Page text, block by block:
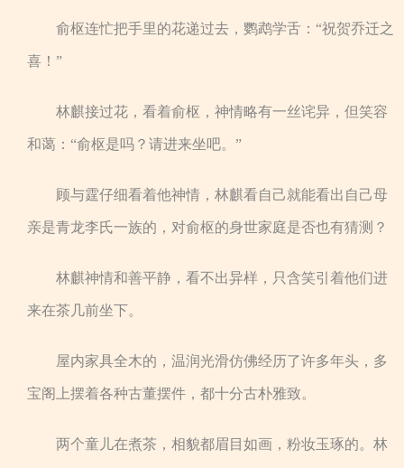
俞枢连忙把手里的花递过去，鹦鹉学舌：“祝贺乔迁之
喜！”
林麒接过花，看着俞枢，神情略有一丝诧异，但笑容
和蔼：“俞枢是吗？请进来坐吧。”
顾与霆仔细看着他神情，林麒看自己就能看出自己母
亲是青龙李氏一族的，对俞枢的身世家庭是否也有猜测？
林麒神情和善平静，看不出异样，只含笑引着他们进
来在茶几前坐下。
屋内家具全木的，温润光滑仿佛经历了许多年头，多
宝阁上摆着各种古董摆件，都十分古朴雅致。
两个童儿在煮茶，相貌都眉目如画，粉妆玉琢的。林